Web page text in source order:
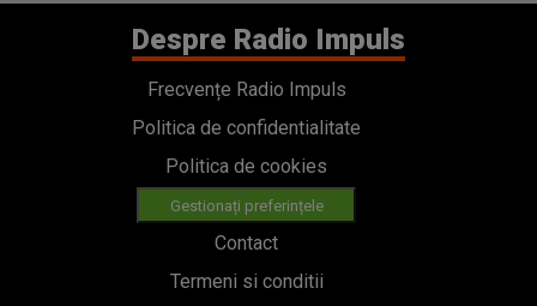
Despre Radio Impuls
Frecvențe Radio Impuls
Politica de confidentialitate
Politica de cookies
Gestionați preferințele
Contact
Termeni si conditii